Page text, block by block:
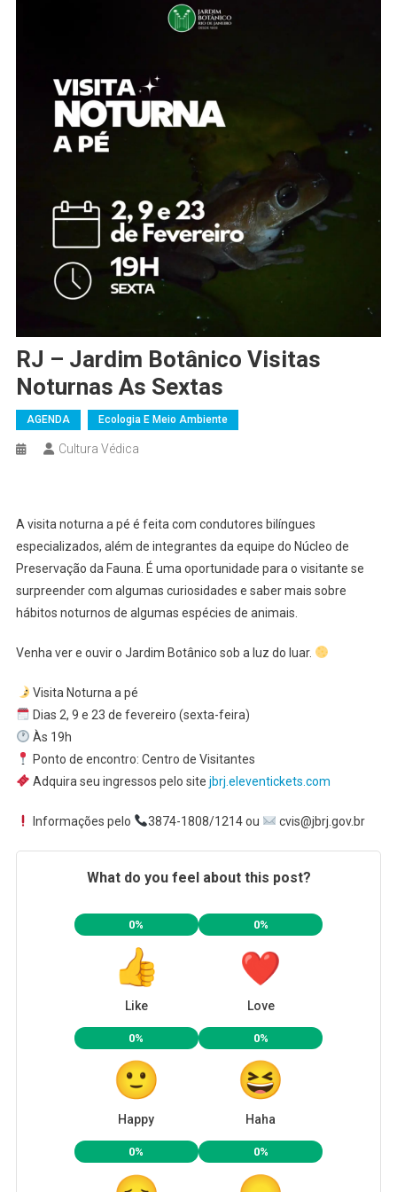
RJ – Jardim Botânico Visitas
Noturnas As Sextas
AGENDA Ecologia E Meio Ambiente
Cultura Védica
A visita noturna a pé é feita com condutores bilíngues
especializados, além de integrantes da equipe do Núcleo de
Preservação da Fauna. É uma oportunidade para o visitante se
surpreender com algumas curiosidades e saber mais sobre
hábitos noturnos de algumas espécies de animais.
Venha ver e ouvir o Jardim Botânico sob a luz do luar.
Visita Noturna a pé
Dias 2, 9 e 23 de fevereiro (sexta-feira)
Às 19h
Ponto de encontro: Centro de Visitantes
Adquira seu ingressos pelo site jbrj.eleventickets.com
Informações pelo 3874-1808/1214 ou cvis@jbrj.gov.br
What do you feel about this post?
0%
Like
0%
Love
0%
Happy
0%
Haha
0% 0%